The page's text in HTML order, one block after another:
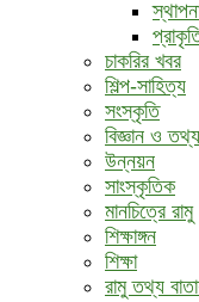
চাকরির খবর
শিল্প-সাহিত্য
সংস্কৃতি
বিজ্ঞান ও
উন্নয়ন
সাংস্কৃতিক
মানচিত্রে রামু
শিক্ষাঙ্গন
শিক্ষা
রামু তথ্য